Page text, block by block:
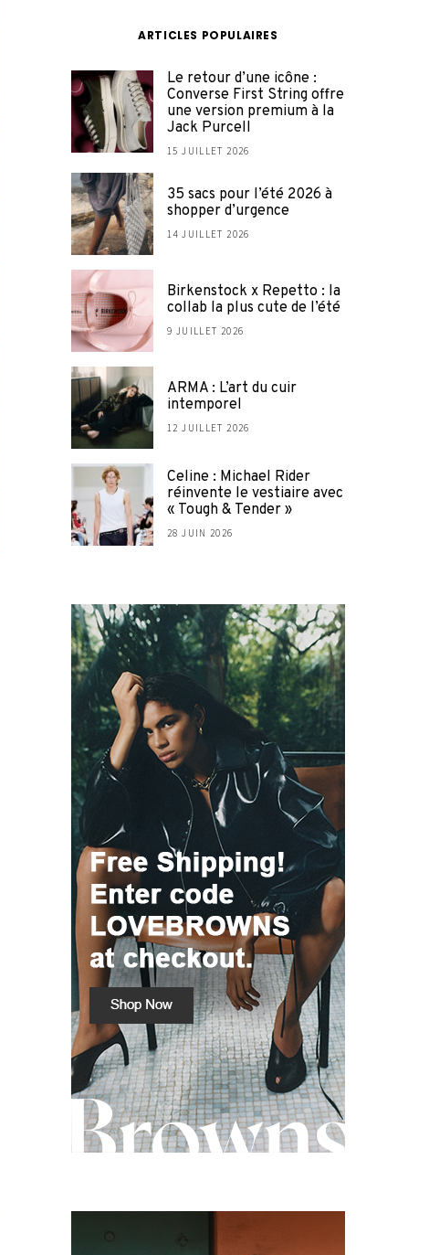
ARTICLES POPULAIRES
Le retour d’une icône :
Converse First String offre
une version premium à la
Jack Purcell
15 JUILLET 2026
35 sacs pour l’été 2026 à
shopper d’urgence
14 JUILLET 2026
Birkenstock x Repetto : la
collab la plus cute de l’été
9 JUILLET 2026
ARMA : L’art du cuir
intemporel
12 JUILLET 2026
Celine : Michael Rider
réinvente le vestiaire avec
« Tough & Tender »
28 JUIN 2026